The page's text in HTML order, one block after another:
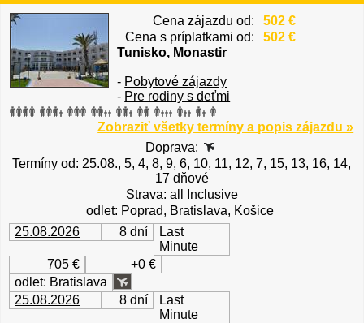
Cena zájazdu od:
502 €
Cena s príplatkami od:
502 €
Tunisko, Monastir
- Pobytové zájazdy
- Pre rodiny s deťmi
Zobraziť všetky termíny a popis zájazdu »
Doprava:
Termíny od: 25.08., 5, 4, 8, 9, 6, 10, 11, 12, 7, 15, 13, 16, 14,
17 dňové
Strava: all Inclusive
odlet: Poprad, Bratislava, Košice
25.08.2026
8 dní
Last
Minute
705 €
+0 €
odlet: Bratislava
25.08.2026
8 dní
Last
Minute